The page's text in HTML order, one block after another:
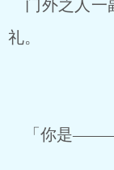
门外之人一
礼。
「你是